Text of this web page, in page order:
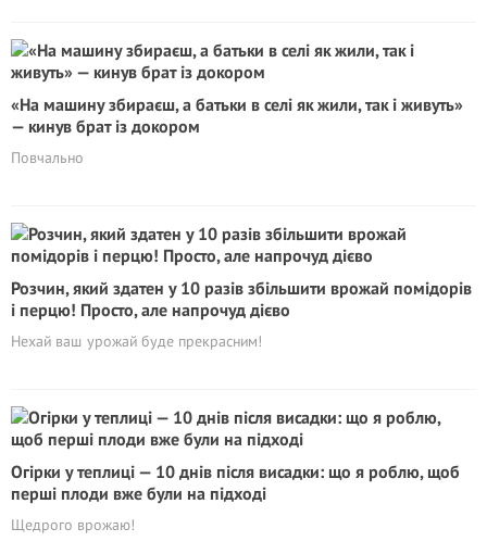
«На машину збираєш, а батьки в селі як жили, так і живуть»
— кинув брат із докором
Повчально
Розчин, який здатен у 10 разів збільшити врожай помідорів
і перцю! Просто, але напрочуд дієво
Нехай ваш урожай буде прекрасним!
Огірки у теплиці — 10 днів після висадки: що я роблю, щоб
перші плоди вже були на підході
Щедрого врожаю!